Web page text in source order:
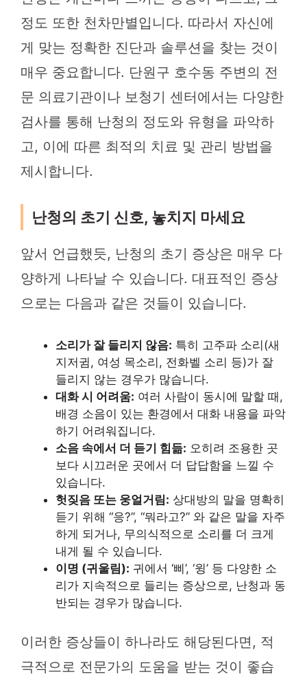
정도 또한 천차만별입니다. 따라서 자신에
게 맞는 정확한 진단과 솔루션을 찾는 것이
매우 중요합니다. 단원구 호수동 주변의 전
문 의료기관이나 보청기 센터에서는 다양한
검사를 통해 난청의 정도와 유형을 파악하
고, 이에 따른 최적의 치료 및 관리 방법을
제시합니다.
난청의 초기 신호, 놓치지 마세요
앞서 언급했듯, 난청의 초기 증상은 매우 다
양하게 나타날 수 있습니다. 대표적인 증상
으로는 다음과 같은 것들이 있습니다.
소리가 잘 들리지 않음: 특히 고주파 소리(새
지저귐, 여성 목소리, 전화벨 소리 등)가 잘
들리지 않는 경우가 많습니다.
대화 시 어려움: 여러 사람이 동시에 말할 때,
배경 소음이 있는 환경에서 대화 내용을 파악
하기 어려워집니다.
소음 속에서 더 듣기 힘듦: 오히려 조용한 곳
보다 시끄러운 곳에서 더 답답함을 느낄 수
있습니다.
헛짖음 또는 웅얼거림: 상대방의 말을 명확히
듣기 위해 “응?”, “뭐라고?” 와 같은 말을 자주
하게 되거나, 무의식적으로 소리를 더 크게
내게 될 수 있습니다.
이명 (귀울림): 귀에서 ‘삐’, ‘윙’ 등 다양한 소
리가 지속적으로 들리는 증상으로, 난청과 동
반되는 경우가 많습니다.
이러한 증상들이 하나라도 해당된다면, 적
극적으로 전문가의 도움을 받는 것이 좋습